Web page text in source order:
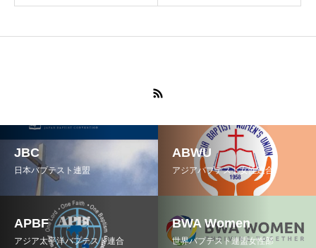
JBC
日本バプテスト連盟
ABWU
アジアバプテスト女性連合
APBF
アジア太平洋バプテスト連合
BWA Women
世界バプテスト連盟女性部